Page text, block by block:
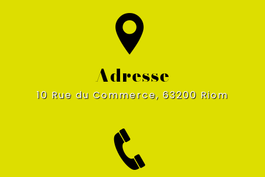
Adresse
10 Rue du Commerce, 63200 Riom